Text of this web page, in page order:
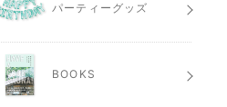
パーティーグッズ
BOOKS